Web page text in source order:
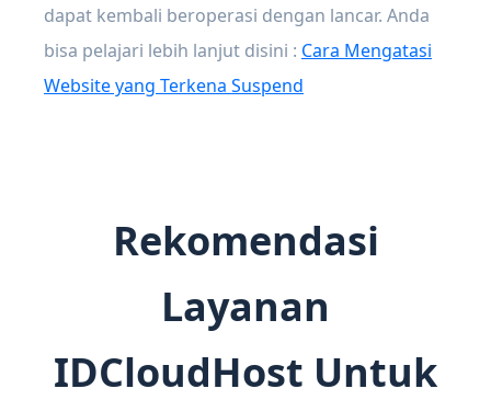
dapat kembali beroperasi dengan lancar. Anda
bisa pelajari lebih lanjut disini : Cara Mengatasi
Website yang Terkena Suspend
Rekomendasi
Layanan
IDCloudHost Untuk